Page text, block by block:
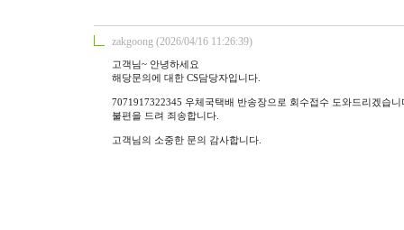
zakgoong (2026/04/16 11:26:39)
고객님~ 안녕하세요
해당문의에 대한 CS담당자입니다.
7071917322345 우체국택배 반송장으로 회수접수 도와드리겠습니
불편을 드려 죄송합니다.
고객님의 소중한 문의 감사합니다.